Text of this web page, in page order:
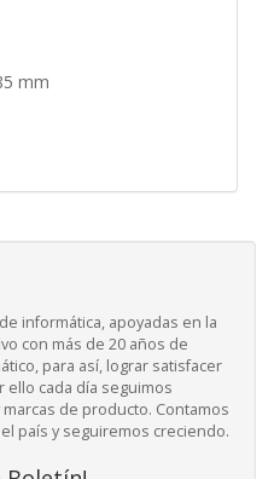
mm
informática, apoyadas en la
con más de 20 años de
para así, lograr satisfacer
cada día seguimos
de producto. Contamos
país y seguiremos creciendo.